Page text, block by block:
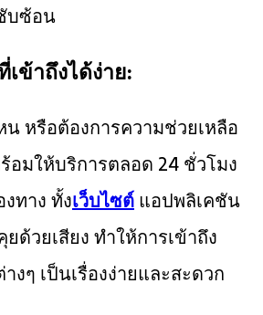
บซ้อน
ข้าถึงได้ง่าย:
หรือต้องการความช่วยเหลือ
อมให้บริการตลอด 24 ชั่วโมง
ทาง ทั้งเว็บไซต์แอปพลิเคชัน
ด้วยเสียง ทำให้การเข้าถึง
งๆ เป็นเรื่องง่ายและสะดวก